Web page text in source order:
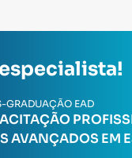
GRADUAÇÃO EAD
AVANÇADOS EM